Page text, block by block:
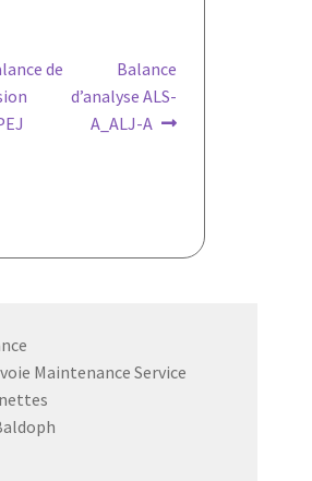
:
de
Article
suivant :
Balance
d’analyse ALS-
A_ALJ-A
Maintenance Service